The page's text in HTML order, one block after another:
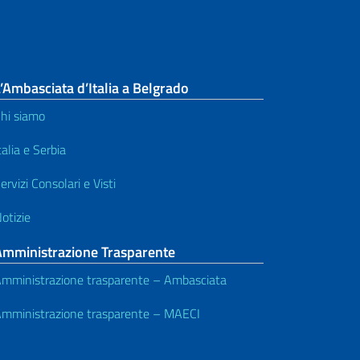
d’Italia a Belgrado
siamo
e Serbia
Consolari e Visti
Trasparente
trasparente – Ambasciata
trasparente – MAECI